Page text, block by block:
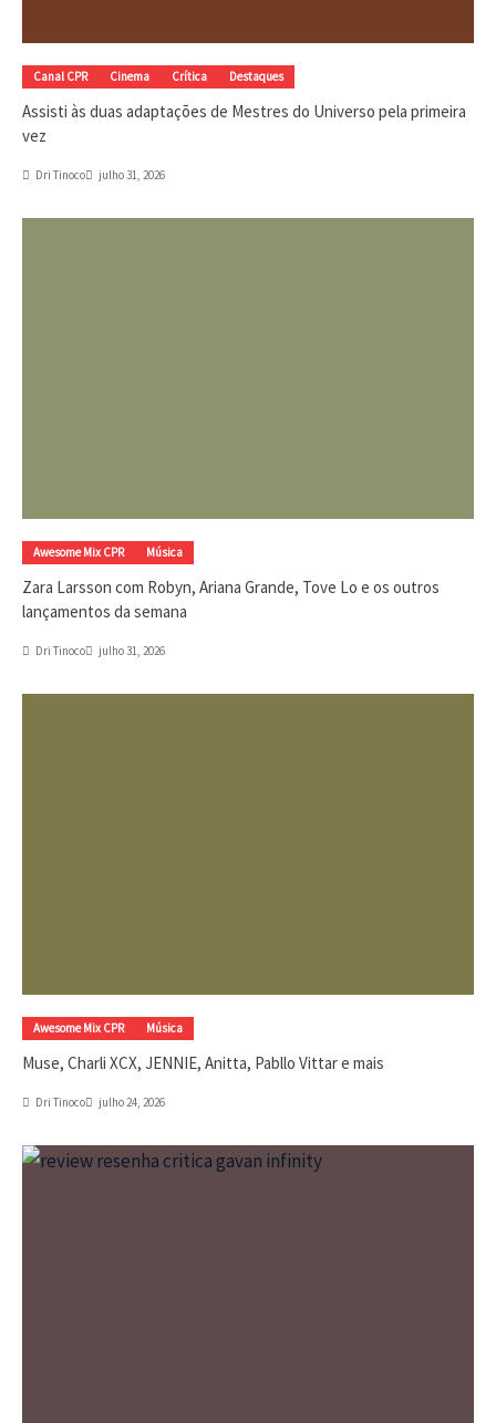
Canal CPR Cinema Crítica Destaques
Assisti às duas adaptações de Mestres do Universo pela primeira
vez
Dri Tinoco julho 31, 2026
Awesome Mix CPR Música
Zara Larsson com Robyn, Ariana Grande, Tove Lo e os outros
lançamentos da semana
Dri Tinoco julho 31, 2026
Awesome Mix CPR Música
Muse, Charli XCX, JENNIE, Anitta, Pabllo Vittar e mais
Dri Tinoco julho 24, 2026